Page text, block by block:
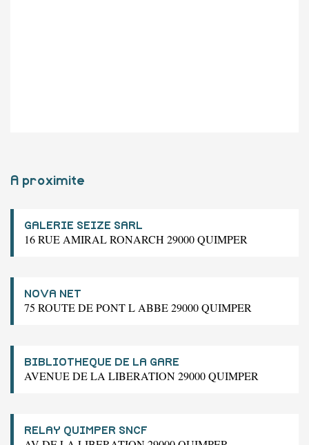
A proximite
GALERIE SEIZE SARL
16 RUE AMIRAL RONARCH 29000 QUIMPER
NOVA NET
75 ROUTE DE PONT L ABBE 29000 QUIMPER
BIBLIOTHEQUE DE LA GARE
AVENUE DE LA LIBERATION 29000 QUIMPER
RELAY QUIMPER SNCF